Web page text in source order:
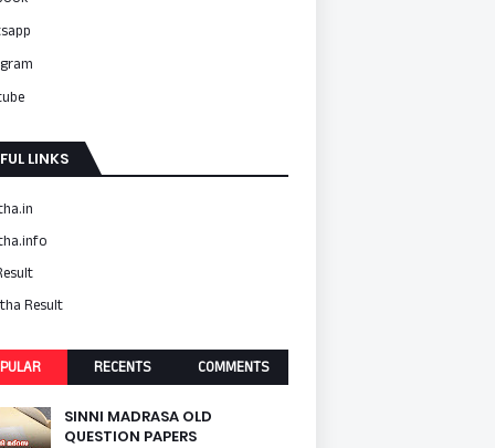
LINKS
Result
RECENTS COMMENTS
SINNI MADRASA OLD
QUESTION PAPERS